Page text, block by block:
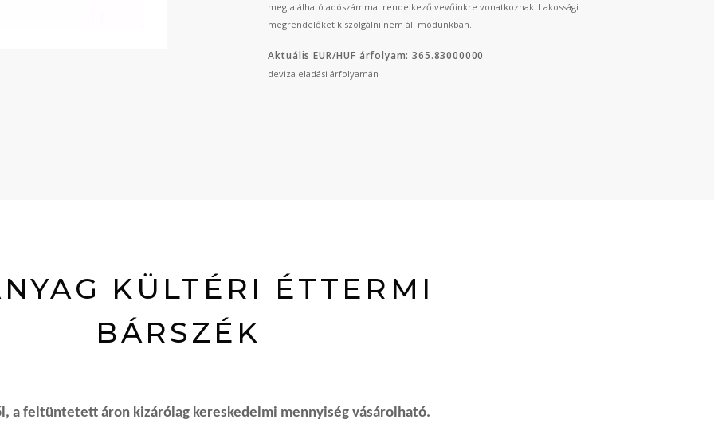
megtalálható adószámmal rendelkező vevőinkre vonatkoznak! Lakossági
megrendelőket kiszolgálni nem áll módunkban.
Aktuális EUR/HUF árfolyam: 365.83000000
deviza eladási árfolyamán
KÜLTÉRI ÉTTERMI
BÁRSZÉK
a feltüntetett áron kizárólag kereskedelmi mennyiség vásárolható.